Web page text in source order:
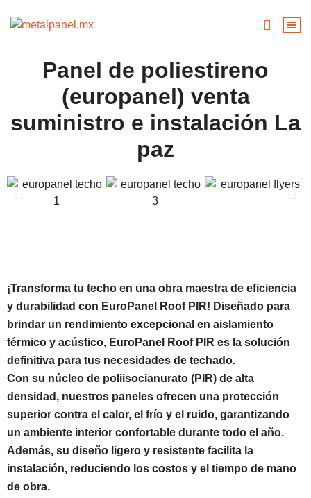
Panel de poliestireno
(europanel) venta
suministro e instalación La
paz
¡Transforma tu techo en una obra maestra de eficiencia
y durabilidad con EuroPanel Roof PIR! Diseñado para
brindar un rendimiento excepcional en aislamiento
térmico y acústico, EuroPanel Roof PIR es la solución
definitiva para tus necesidades de techado.
Con su núcleo de poliisocianurato (PIR) de alta
densidad, nuestros paneles ofrecen una protección
superior contra el calor, el frío y el ruido, garantizando
un ambiente interior confortable durante todo el año.
Además, su diseño ligero y resistente facilita la
instalación, reduciendo los costos y el tiempo de mano
de obra.